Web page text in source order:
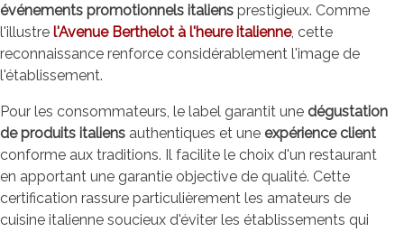
événements promotionnels italiens prestigieux. Comme
l'illustre l'Avenue Berthelot à l'heure italienne, cette
reconnaissance renforce considérablement l'image de
l'établissement.
Pour les consommateurs, le label garantit une dégustation
de produits italiens authentiques et une expérience client
conforme aux traditions. Il facilite le choix d'un restaurant
en apportant une garantie objective de qualité. Cette
certification rassure particulièrement les amateurs de
cuisine italienne soucieux d'éviter les établissements qui